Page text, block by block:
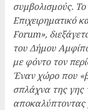
συμβολισμούς.
Επιχειρηματικό
Forum»,
του Δήμου
με φόντο τον
Έναν χώρο που
σπλάχνα της γης
αποκαλύπτοντας